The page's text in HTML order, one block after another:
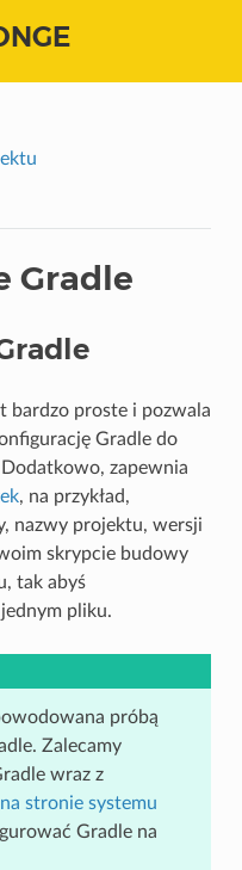
Gradle
bardzo proste i pozwala
Gradle do
zapewnia
, na przykład,
nazwy projektu, wersji
skrypcie budowy
tak abyś
pliku.
próbą
Zalecamy
wraz z
stronie systemu
Gradle na